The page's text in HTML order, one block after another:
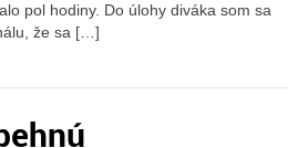
pol hodiny. Do úlohy diváka som sa
že sa […]